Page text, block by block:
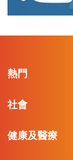
熱門
社會
健康及醫療